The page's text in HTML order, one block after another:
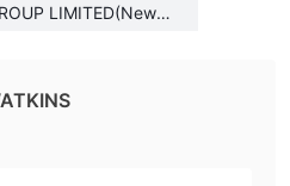
LIMITED(New Z